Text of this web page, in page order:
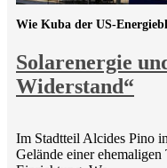
Solarenergie
Widerstand“
Wie Kuba der US-
Im Stadtteil Alcides Pino
Gelände einer